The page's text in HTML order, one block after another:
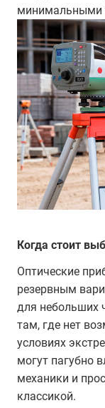
минимальными
Когда стоит
Оптические
резервным
для небольших
там, где нет
условиях
могут пагубно
механики и
классикой.